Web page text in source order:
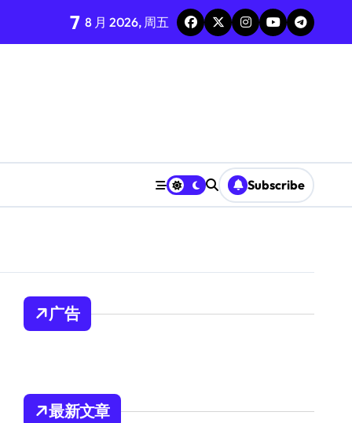
：高效运行库配置与管理
7 8 月 2026, 周五
Subscribe
广告
最新文章